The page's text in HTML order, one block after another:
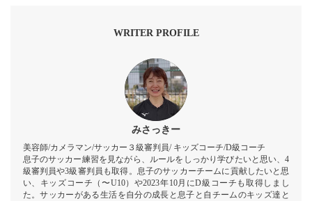
WRITER PROFILE
みさっきー
美容師/カメラマン/サッカー３級審判員/ キッズコーチ/D級コーチ
息子のサッカー練習を見ながら、ルールをしっかり学びたいと思い、4
級審判員や3級審判員も取得。息子のサッカーチームに貢献したいと思
い、キッズコーチ（〜U10）や2023年10月にD級コーチも取得しまし
た。サッカーがある生活を自分の成長と息子と自チームのキッズ達と